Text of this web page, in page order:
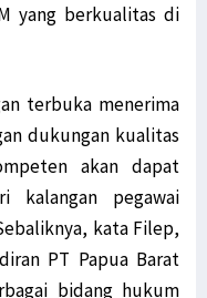
yang berkualitas di
terbuka menerima
dukungan kualitas
akan dapat
kalangan pegawai
kata Filep,
PT Papua Barat
bidang hukum